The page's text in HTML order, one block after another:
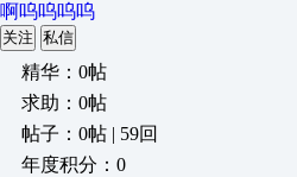
啊呜呜呜呜
关注 私信
精华：0帖
求助：0帖
帖子：0帖 | 59回
年度积分：0